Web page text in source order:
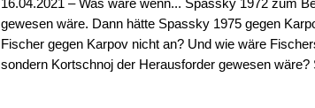
gewesen wäre. Dann hätte Spassky 1975 gegen
Fischer gegen Karpov nicht an? Und wie wäre
sondern Kortschnoj der Herausforder gewesen